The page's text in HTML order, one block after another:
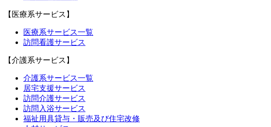
【医療系サービス】
医療系サービス一覧
訪問看護サービス
【介護系サービス】
介護系サービス一覧
居宅支援サービス
訪問介護サービス
訪問入浴サービス
福祉用具貸与・販売及び住宅改修